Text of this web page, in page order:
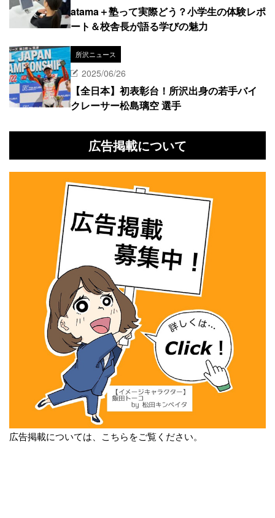
atama＋塾って実際どう？小学生の体験レポ
ート＆校舎長が語る学びの魅力
所沢ニュース
2025/06/26
【全日本】初表彰台！所沢出身の若手バイ
クレーサー松島璃空 選手
広告掲載について
広告掲載については、こちらをご覧ください。